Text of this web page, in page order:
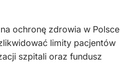
ochronę zdrowia w Polsce
limity pacjentów
szpitali oraz fundusz